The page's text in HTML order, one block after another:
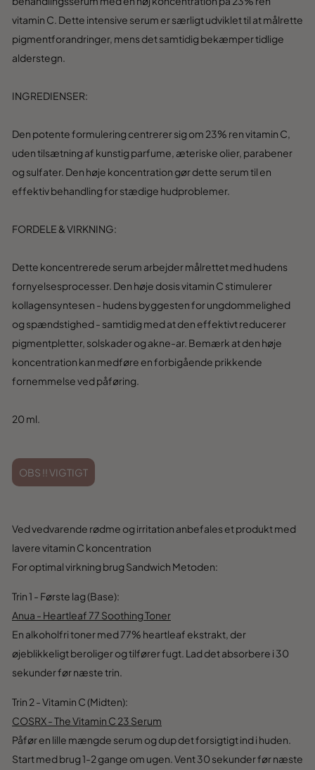
vitamin C. Dette intensive serum er særligt udviklet til at målrette
pigmentforandringer, mens det samtidig bekæmper tidlige
alderstegn.
INGREDIENSER:
Den potente formulering centrerer sig om 23% ren vitamin C,
uden tilsætning af kunstig parfume, æteriske olier, parabener
og sulfater. Den høje koncentration gør dette serum til en
effektiv behandling for stædige hudproblemer.
FORDELE & VIRKNING:
Dette koncentrerede serum arbejder målrettet med hudens
fornyelsesprocesser. Den høje dosis vitamin C stimulerer
kollagensyntesen - hudens byggesten for ungdommelighed
og spændstighed - samtidig med at den effektivt reducerer
pigmentpletter, solskader og akne-ar. Bemærk at den høje
koncentration kan medføre en forbigående prikkende
fornemmelse ved påføring.
20 ml.
OBS !! VIGTIGT
Ved vedvarende rødme og irritation anbefales et produkt med
lavere vitamin C koncentration
For optimal virkning brug Sandwich Metoden:
Trin 1 - Første lag (Base):
Anua - Heartleaf 77 Soothing Toner
En alkoholfri toner med 77% heartleaf ekstrakt, der
øjeblikkeligt beroliger og tilfører fugt. Lad det absorbere i 30
sekunder før næste trin.
Trin 2 - Vitamin C (Midten):
COSRX - The Vitamin C 23 Serum
Påfør en lille mængde serum og dup det forsigtigt ind i huden.
Start med brug 1-2 gange om ugen. Vent 30 sekunder før næste